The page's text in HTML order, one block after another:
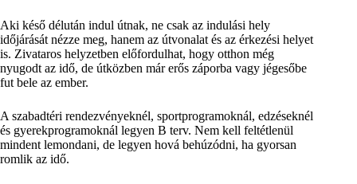
Aki késő délután indul útnak, ne csak az indulási hely
időjárását nézze meg, hanem az útvonalat és az érkezési helyet
is. Zivataros helyzetben előfordulhat, hogy otthon még
nyugodt az idő, de útközben már erős záporba vagy jégesőbe
fut bele az ember.
A szabadtéri rendezvényeknél, sportprogramoknál, edzéseknél
és gyerekprogramoknál legyen B terv. Nem kell feltétlenül
mindent lemondani, de legyen hová behúzódni, ha gyorsan
romlik az idő.